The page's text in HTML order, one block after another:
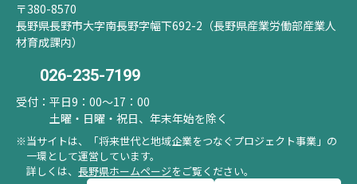
〒380-8570
長野県長野市大字南長野字幅下692-2（長野県産業労働部産業人
材育成課内）
026-235-7199
受付： 平日9：00～17：00
土曜・日曜・祝日、年末年始を除く
当サイトは、「将来世代と地域企業をつなぐプロジェクト事業」の
一環として運営しています。
詳しくは、 長野県ホームページをご覧ください。